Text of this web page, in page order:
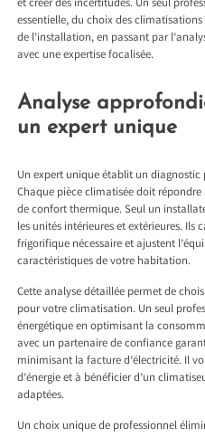
et créer des incertitudes. Un seul
essentielle, du choix des
de l’installation, en passant par
avec une expertise focalisée.
Analyse
un expert unique
Un expert unique établit un
Chaque pièce climatisée doit
de confort thermique. Seul un
les unités intérieures et extérieures.
frigorifique nécessaire et ajustent
caractéristiques de votre habitation.
Cette analyse détaillée permet de
pour votre climatisation. Un seul
énergétique en optimisant la
avec un partenaire de confiance
minimisant la facture d’électricité. Il
d’énergie et à bénéficier d’un
adaptées.
Un choix unique de professionnel